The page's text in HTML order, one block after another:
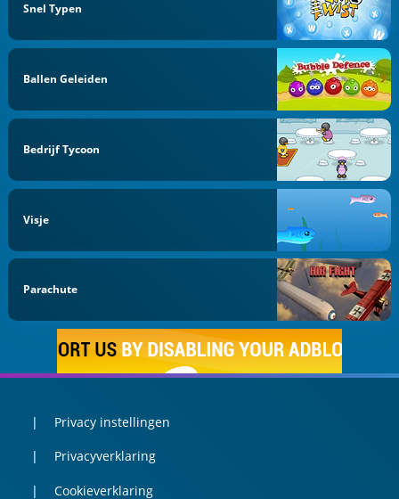
Snel Typen
Ballen Geleiden
Bedrijf Tycoon
Visje
Parachute
Privacy instellingen
Privacyverklaring
Cookieverklaring